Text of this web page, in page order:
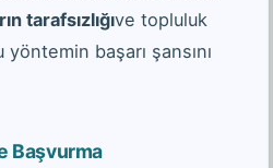
tarafsızlığıve topluluk
yöntemin başarı şansını
Başvurma